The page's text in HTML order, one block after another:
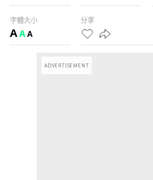
字體大小
AAA
分享
ADVERTISEMENT